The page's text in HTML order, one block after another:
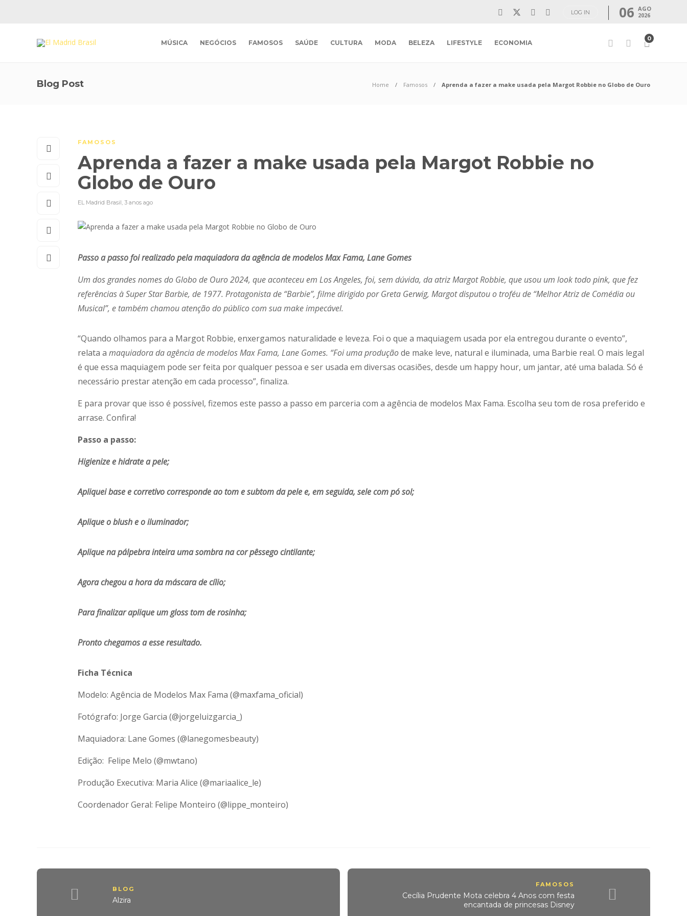
LOG IN 06 AGO
2026
MÚSICA NEGÓCIOS FAMOSOS SAÚDE CULTURA MODA BELEZA LIFESTYLE ECONOMIA
0
Blog Post Home Famosos Aprenda a fazer a make usada pela Margot Robbie no Globo de Ouro
FAMOSOS
Aprenda a fazer a make usada pela Margot Robbie no
Globo de Ouro
EL Madrid Brasil, 3 anos ago
Passo a passo foi realizado pela maquiadora da agência de modelos Max Fama, Lane Gomes
Um dos grandes nomes do Globo de Ouro 2024, que aconteceu em Los Angeles, foi, sem dúvida, da atriz Margot Robbie, que usou um look todo pink, que fez
referências à Super Star Barbie, de 1977. Protagonista de “Barbie”, filme dirigido por Greta Gerwig, Margot disputou o troféu de “Melhor Atriz de Comédia ou
Musical”, e também chamou atenção do público com sua make impecável.
“Quando olhamos para a Margot Robbie, enxergamos naturalidade e leveza. Foi o que a maquiagem usada por ela entregou durante o evento”,
relata a maquiadora da agência de modelos Max Fama, Lane Gomes. “Foi uma produçãode make leve, natural e iluminada, uma Barbie real. O mais legal
é que essa maquiagem pode ser feita por qualquer pessoa e ser usada em diversas ocasiões, desde um happy hour, um jantar, até uma balada. Só é
necessário prestar atenção em cada processo”, finaliza.
E para provar que isso é possível, fizemos este passo a passo em parceria com a agência de modelos Max Fama. Escolha seu tom de rosa preferido e
arrase. Confira!
Passo a passo:
Higienize e hidrate a pele;
Apliquei base e corretivo corresponde ao tom e subtom da pele e, em seguida, sele com pó sol;
Aplique o blush e o iluminador;
Aplique na pálpebra inteira uma sombra na cor pêssego cintilante;
Agora chegou a hora da máscara de cílio;
Para finalizar aplique um gloss tom de rosinha;
Pronto chegamos a esse resultado.
Ficha Técnica
Modelo: Agência de Modelos Max Fama (@maxfama_oficial)
Fotógrafo: Jorge Garcia (@jorgeluizgarcia_)
Maquiadora: Lane Gomes (@lanegomesbeauty)
Edição: Felipe Melo (@mwtano)
Produção Executiva: Maria Alice (@mariaalice_le)
Coordenador Geral: Felipe Monteiro (@lippe_monteiro)
BLOG
Alzira
FAMOSOS
Cecília Prudente Mota celebra 4 Anos com festa
encantada de princesas Disney